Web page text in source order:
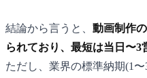
結論から言うと、 動画制作
られており、最短は当日〜
ただし、業界の標準納期(1